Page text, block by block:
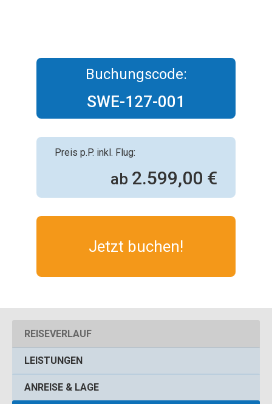
Buchungscode:
SWE-127-001
Preis p.P. inkl. Flug:
ab 2.599,00 €
Jetzt buchen!
REISEVERLAUF
LEISTUNGEN
ANREISE & LAGE